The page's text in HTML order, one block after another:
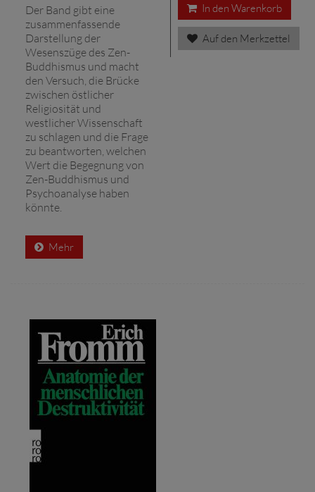
Der Band gibt eine
zusammenfassende
Darstellung der
Wesenszüge des Zen-
Buddhismus und macht
den Versuch, die Brücke
zwischen östlicher
Religiosität und
westlicher Wissenschaft
zu schlagen und die Frage
zu beantworten, welchen
Wert die Begegnung von
Zen-Buddhismus und
Psychoanalyse haben
könnte.
Mehr
In den Warenkorb
Auf den Merkzettel